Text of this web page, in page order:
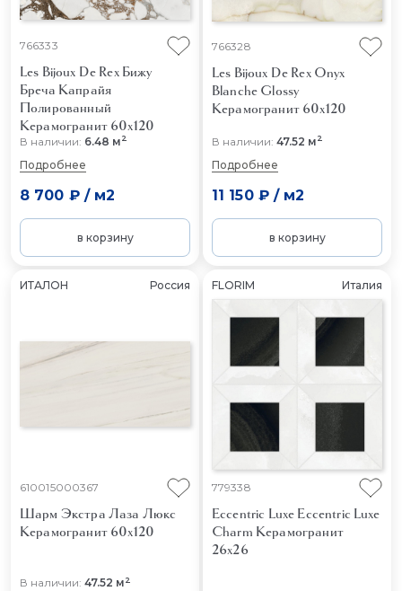
766333
Les Bijoux De Rex Бижу
Бреча Капрайя
Полированный
Керамогранит 60x120
В наличии: 6.48 м2
Подробнее
8 700 ₽/ м2
в корзину
766328
Les Bijoux De Rex Onyx
Blanche Glossy
Керамогранит 60x120
В наличии: 47.52 м2
Подробнее
11 150 ₽/ м2
в корзину
ИТАЛОН Россия
610015000367
Шарм Экстра Лаза Люкс
Керамогранит 60x120
В наличии: 47.52 м2
FLORIM Италия
779338
Eccentric Luxe Eccentric Luxe
Charm Керамогранит
26x26